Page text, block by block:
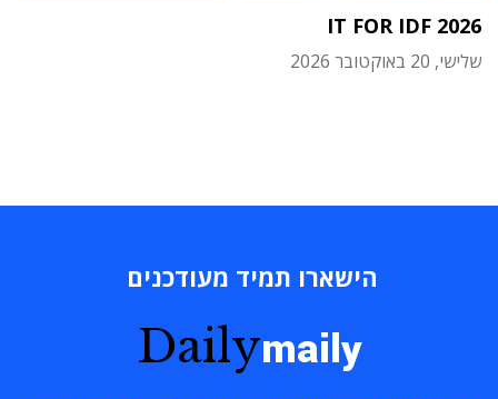
IT FOR IDF 2026
שלישי, 20 באוקטובר 2026
הישארו תמיד מעודכנים
Dailymaily